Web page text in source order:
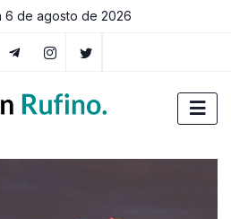
6 de agosto de 2026